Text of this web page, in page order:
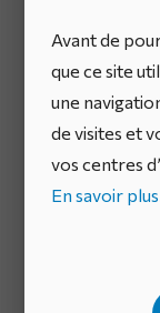
Avant de
que ce site
une
de visites et
vos centres
En savoir
le